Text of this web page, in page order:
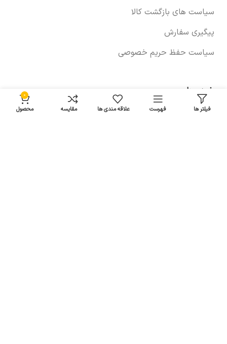
سیاست های بازگشت کالا
پیگیری سفارش
سیاست حفظ حریم خصوصی
خودروها
لوازم برلیانس
فیلتر ها فهرست علاقه مندی ها مقایسه
۰
محصول